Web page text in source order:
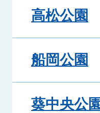
高松公園
船岡公園
葵中央公園